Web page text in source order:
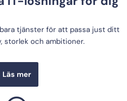
tjänster för att passa just ditt
storlek och ambitioner.
Läs mer